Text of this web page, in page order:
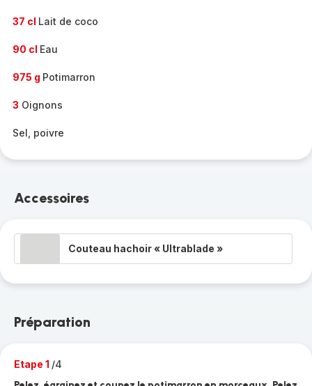
37 cl Lait de coco
90 cl Eau
975 g Potimarron
3 Oignons
Sel, poivre
Accessoires
Couteau hachoir « Ultrablade »
Préparation
Etape 1 /4